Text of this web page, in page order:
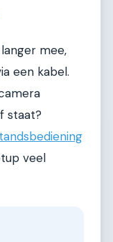
mee,
een kabel.
staat?
veel